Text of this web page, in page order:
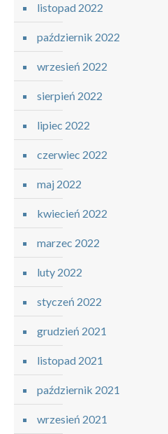
listopad 2022
październik 2022
wrzesień 2022
sierpień 2022
lipiec 2022
czerwiec 2022
maj 2022
kwiecień 2022
marzec 2022
luty 2022
styczeń 2022
grudzień 2021
listopad 2021
październik 2021
wrzesień 2021